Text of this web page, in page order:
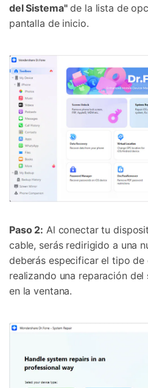
del Sistema"de la lista de
pantalla de inicio.
Paso 2: Al conectar tu
cable, serás redirigido a una
deberás especificar el tipo
realizando una reparación del
en la ventana.